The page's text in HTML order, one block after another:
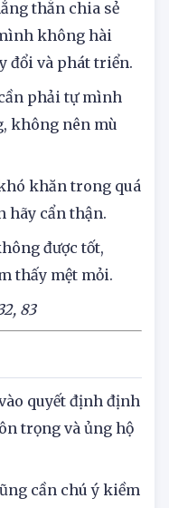
thắn chia sẻ
không hài
đổi và phát triển.
phải tự mình
không nên mù
khăn trong quá
cẩn thận.
được tốt,
thấy mệt mỏi.
quyết định định
trọng và ủng hộ